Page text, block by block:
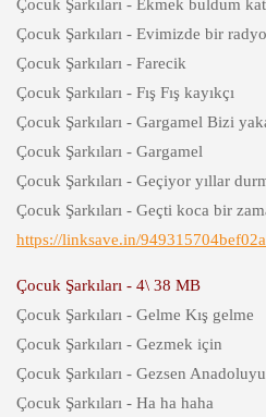
Çocuk Şarkıları - Ekmek buldum
Çocuk Şarkıları - Evimizde bir radyo
Çocuk Şarkıları - Farecik
Çocuk Şarkıları - Fış Fış kayıkçı
Çocuk Şarkıları - Gargamel Bizi
Çocuk Şarkıları - Gargamel
Çocuk Şarkıları - Geçiyor yıllar
Çocuk Şarkıları - Geçti koca bir
https://linksave.in/
Çocuk Şarkıları - 4\ 38 MB
Çocuk Şarkıları - Gelme Kış gelme
Çocuk Şarkıları - Gezmek için
Çocuk Şarkıları - Gezsen Anadoluyu
Çocuk Şarkıları - Ha ha haha